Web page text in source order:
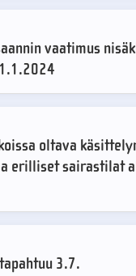
vaatimus
oltava
erilliset sairastilat
3.7.